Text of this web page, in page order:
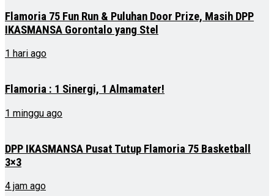
Flamoria 75 Fun Run & Puluhan Door Prize, Masih DPP
IKASMANSA Gorontalo yang Stel
1 hari ago
Flamoria : 1 Sinergi, 1 Almamater!
1 minggu ago
DPP IKASMANSA Pusat Tutup Flamoria 75 Basketball
3×3
4 jam ago